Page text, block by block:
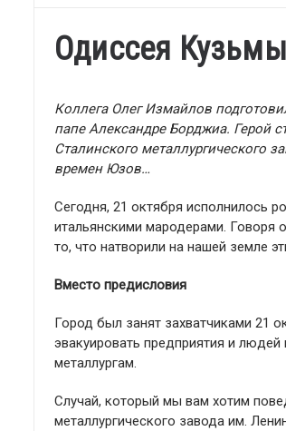
Одиссея
Коллега Олег Измайлов
папе Александре Борджиа. Герой
Сталинского металлургического
времен Юзов…
Сегодня, 21 октября исполнилось
итальянскими мародерами. Говоря
то, что натворили на нашей земле
Вместо предисловия
Город был занят захватчиками 21
эвакуировать предприятия и
металлургам.
Случай, который мы вам хотим
металлургического завода им.